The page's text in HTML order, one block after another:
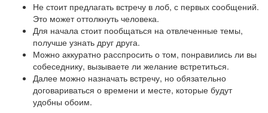
Не стоит предлагать встречу в лоб, с первых сообщений.
Это может оттолкнуть человека.
Для начала стоит пообщаться на отвлеченные темы,
получше узнать друг друга.
Можно аккуратно расспросить о том, понравились ли вы
собеседнику, вызываете ли желание встретиться.
Далее можно назначать встречу, но обязательно
договариваться о времени и месте, которые будут
удобны обоим.